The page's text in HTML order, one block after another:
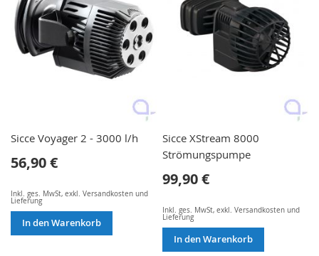
Sicce Voyager 2 - 3000 l/h
56,90 €
Inkl. ges. MwSt, exkl. Versandkosten und
Lieferung
In den Warenkorb
Sicce XStream 8000
Strömungspumpe
99,90 €
Inkl. ges. MwSt,exkl.Versandkosten und
Lieferung
In den Warenkorb